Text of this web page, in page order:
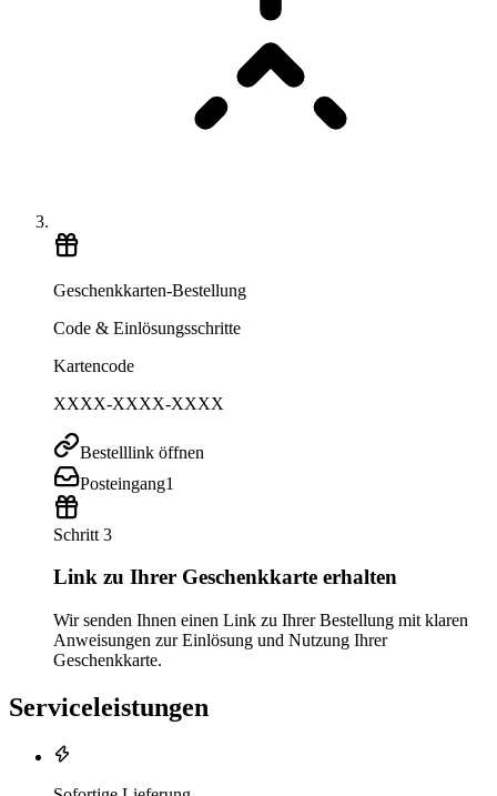
Geschenkkarten-Bestellung
Code & Einlösungsschritte
Kartencode
XXXX-XXXX-XXXX
Bestelllink öffnen
Posteingang1
Schritt 3
Link zu Ihrer Geschenkkarte erhalten
Wir senden Ihnen einen Link zu Ihrer Bestellung mit klaren
Anweisungen zur Einlösung und Nutzung Ihrer
Geschenkkarte.
Serviceleistungen